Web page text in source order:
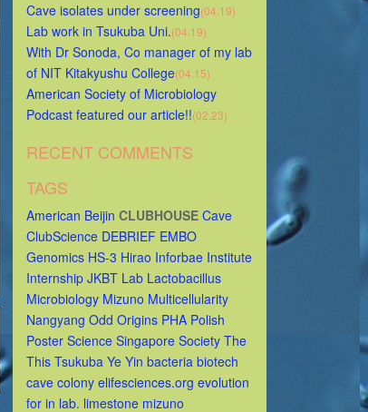
Cave isolates under screening(04.19)
Lab work in Tsukuba Uni.(04.19)
With Dr Sonoda, Co manager of my lab
of NIT Kitakyushu College(04.15)
American Society of Microbiology
Podcast featured our article!!(02.23)
RECENT COMMENTS
TAGS
American Beijin CLUBHOUSE Cave
ClubScience DEBRIEF EMBO
Genomics HS-3 Hirao Inforbae Institute
Internship JKBT Lab Lactobacillus
Microbiology Mizuno Multicellularity
Nangyang Odd Origins PHA Polish
Poster Science Singapore Society The
This Tsukuba Ye Yin bacteria biotech
cave colony elifesciences.org evolution
for in lab. limestone mizuno